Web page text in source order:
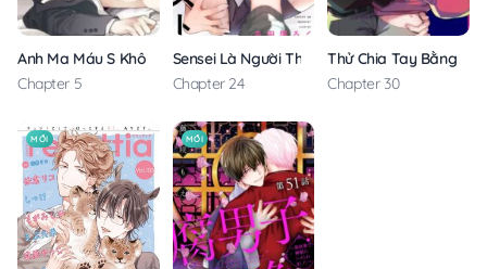
Anh Ma Máu S Không Cho Tôi Ngủ Yên
Chapter 5
Sensei Là Người Thích Chơi Mông
Chapter 24
Thử Chia Tay Bằng
Chapter 30
MỚI MỚI